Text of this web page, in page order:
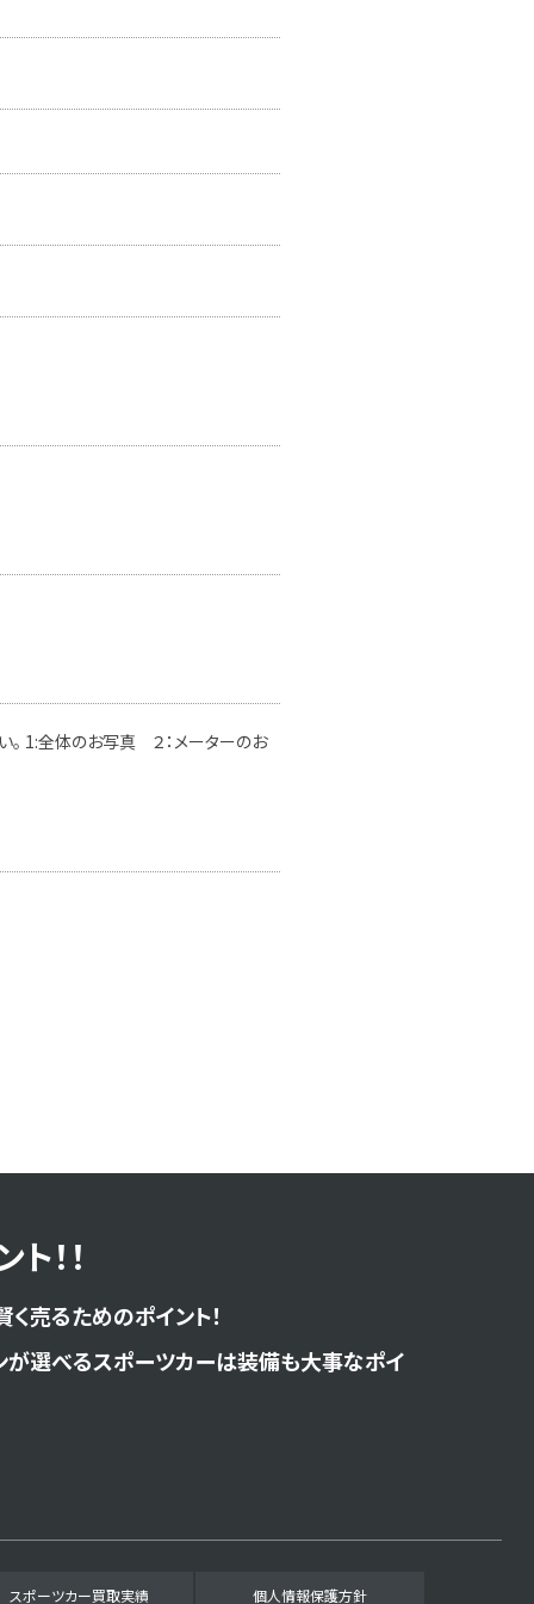
1:全体のお写真 ２：メーターのお
！！
売るためのポイント！
が選べるスポーツカーは装備も大事なポイ
スポーツカー買取実績 個人情報保護方針